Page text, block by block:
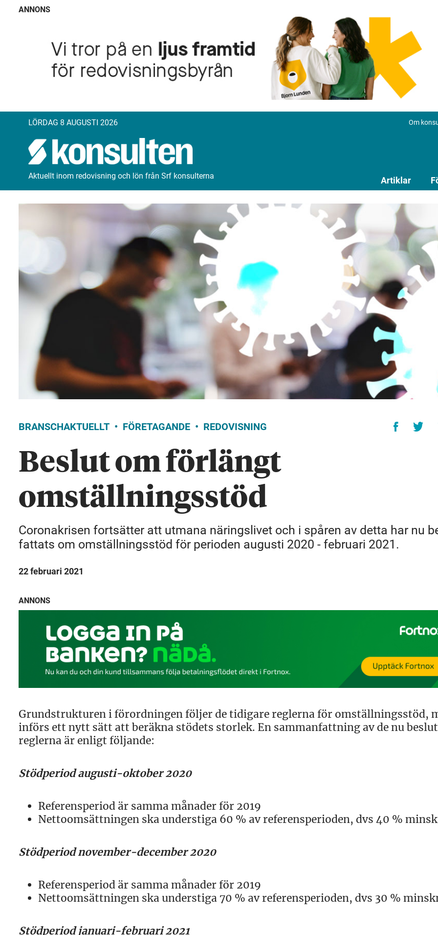
ANNONS
LÖRDAG 8 AUGUSTI 2026 Om
Aktuellt inom redovisning och lön från Srf konsulterna Artiklar
BRANSCHAKTUELLT FÖRETAGANDE REDOVISNING
Beslut om förlängt
omställningsstöd
Coronakrisen fortsätter att utmana näringslivet och i spåren av detta har nu
fattats om omställningsstöd för perioden augusti 2020 - februari 2021.
22 februari 2021
ANNONS
Grundstrukturen i förordningen följer de tidigare reglerna för omställningsstöd,
införs ett nytt sätt att beräkna stödets storlek. En sammanfattning av de nu
reglerna är enligt följande:
Stödperiod augusti-oktober 2020
Referensperiod är samma månader för 2019
Nettoomsättningen ska understiga 60 % av referensperioden, dvs 40 %
Stödperiod november-december 2020
Referensperiod är samma månader för 2019
Nettoomsättningen ska understiga 70 % av referensperioden, dvs 30 %
Stödperiod januari-februari 2021